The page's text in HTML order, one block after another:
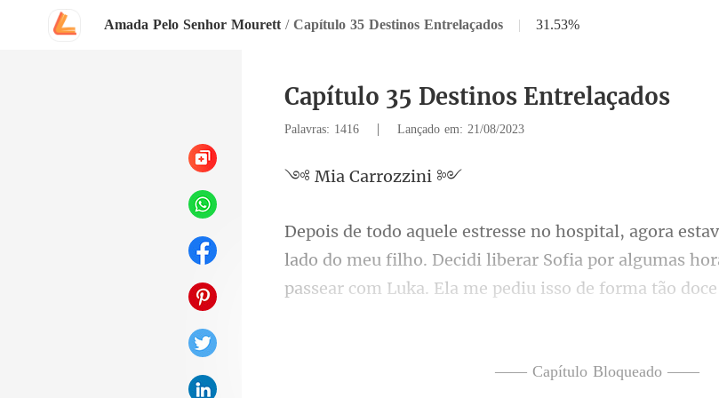
Amada Pelo Senhor Mourett / Capítulo 35 Destinos Entrelaçados | 31.53%
Capítulo 35 Destinos Entrelaçados
Palavras: 1416 | Lançado em: 21/08/2023
Carroz
lado do meu filho. Decidi liberar Sofia por algumas
—— Capítulo Bloqueado ——